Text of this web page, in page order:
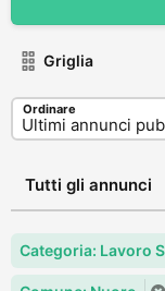
Griglia
Ordinare
Tutti gli annunci
Categoria: Lavoro